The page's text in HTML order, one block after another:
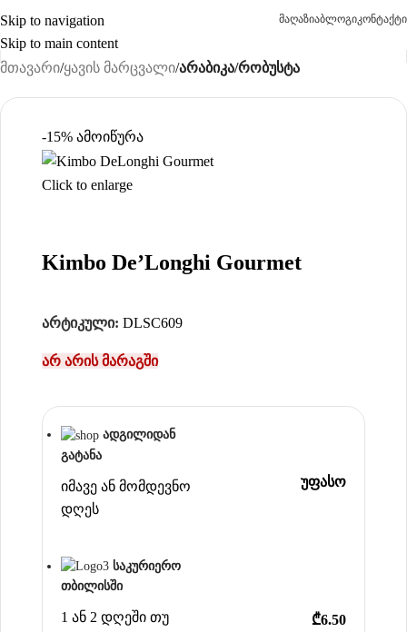
Skip to navigation
Skip to main content
მაღაზიაბლოგიკონტაქტი
მთავარი ყავის მარცვალი არაბიკა/რობუსტა
-15% ამოიწურა
Click to enlarge
Kimbo De’Longhi Gourmet
არტიკული: DLSC609
არ არის მარაგში
ადგილიდან
გატანა
იმავე ან მომდევნო
დღეს
უფასო
საკურიერო
თბილისში
1 ან 2 დღეში თუ
₾6.50